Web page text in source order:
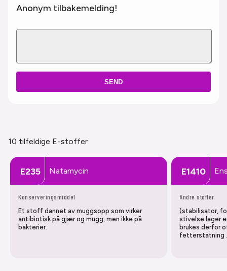
Anonym tilbakemelding!
SEND
10 tilfeldige E-stoffer
E235 Natamycin
Konserveringsmiddel
Et stoff dannet av muggsopp som virker
antibiotisk på gjær og mugg, men ikke på
bakterier.
E1410
Andre stoffer
(stabilisator,
stivelse lager
brukes derfor
fetterstatning